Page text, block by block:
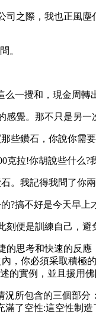
際，我也正風塵
。
一攪和，現金周轉
。那不只是另一
鑽石，你說你需要
拉!你胡說些什么?
我記得我問了你兩
搞不好是今天早上
是訓練自己，避
考和快速的反應
，你必須采取積極
的實例，並且援用
包含的三個部分
了空性:這空性制